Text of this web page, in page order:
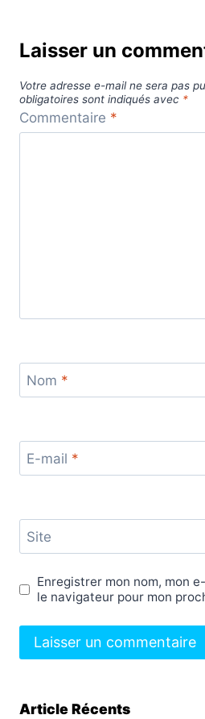
Laisser un
Votre adresse e-mail ne sera pas
obligatoires sont indiqués avec *
Commentaire *
Nom *
E-mail *
Site
Enregistrer mon nom, mon
le navigateur pour mon
Article Récents